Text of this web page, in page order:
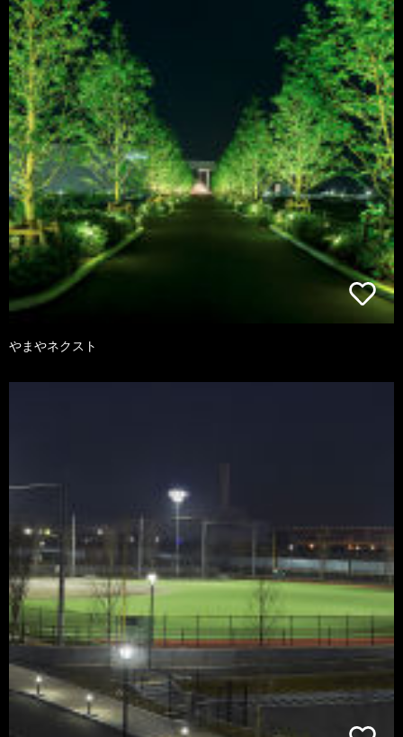
やまやネクスト